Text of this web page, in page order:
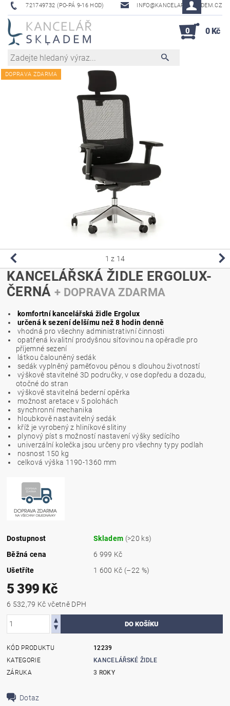
721749732 (PO-PÁ 9-16 HOD) INFO@KANCELAR-SKLADEM.CZ
0 0 Kč
DOPRAVA ZDARMA
1 z 14
KANCELÁŘSKÁ ŽIDLE ERGOLUX-
ČERNÁ+ DOPRAVA ZDARMA
komfortní kancelářská židle Ergolux
určená k sezení delšímu než 8 hodin denně
vhodná pro všechny administrativní činnosti
opatřená kvalitní prodyšnou síťovinou na opěradle pro
příjemné sezení
látkou čalouněný sedák
sedák vyplněný paměťovou pěnou s dlouhou životností
výškově stavitelné 3D područky, v ose dopředu a dozadu,
otočné do stran
výškově stavitelná bederní opěrka
možnost aretace v 5 polohách
synchronní mechanika
hloubkově nastavitelný sedák
kříž je vyrobený z hliníkové slitiny
plynový píst s možností nastavení výšky sedícího
univerzální kolečka jsou určeny pro všechny typy podlah
nosnost 150 kg
celková výška 1190-1360 mm
Dostupnost Skladem (>20 ks)
Běžná cena
6 999 Kč
Ušetříte
1 600 Kč (–22 %)
5 399 Kč
6 532,79 Kč včetně DPH
KÓD PRODUKTU
12239
KATEGORIE
KANCELÁŘSKÉ ŽIDLE
ZÁRUKA
3 ROKY
Dotaz